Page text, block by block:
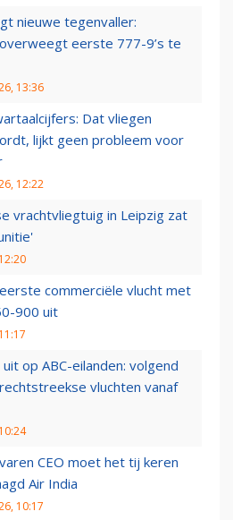
nieuwe tegenvaller:
eerste 777-9’s te
13:36
Dat vliegen
lijkt geen probleem voor
12:22
vrachtvliegtuig in Leipzig zat
commerciële vlucht met
900 uit
op ABC-eilanden: volgend
vluchten vanaf
CEO moet het tij keren
Air India
10:17